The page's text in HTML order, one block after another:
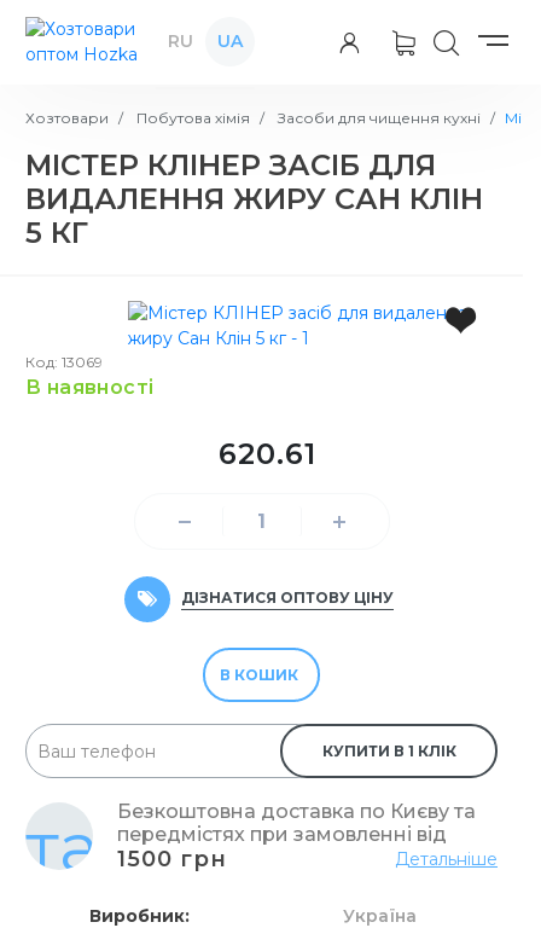
RU UA
Хозтовари Побутова хімія Засоби для чищення кухні
МІСТЕР КЛІНЕР ЗАСІБ ДЛЯ
ВИДАЛЕННЯ ЖИРУ САН КЛІН
5 КГ
Код: 13069
в наявності
620.61
ДІЗНАТИСЯ ОПТОВУ ЦІНУ
В КОШИК
КУПИТИ В 1 КЛІК
Безкоштовна доставка по Києву та
передмістях при замовленні від
1500 грн Детальніше
Виробник
Україна